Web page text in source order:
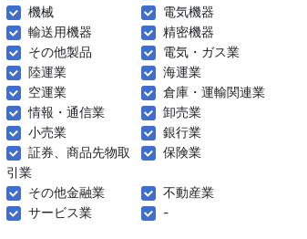
臨時従業員数 確認した有報締日
-
機械
電気機器
輸送用機器
精密機器
その他製品
電気・ガス業
陸運業
海運業
空運業
倉庫・運輸関連業
情報・通信業
卸売業
小売業
銀行業
証券、商品先物取
引業
保険業
その他金融業
不動産業
サービス業
-